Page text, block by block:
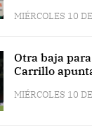
MIÉRCOLES 10
Otra baja
Carrillo
MIÉRCOLES 10